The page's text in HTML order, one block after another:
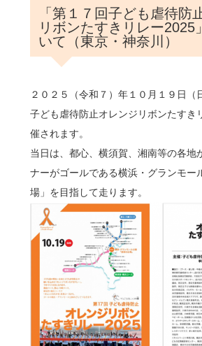
「第１７回子ども虐待防
リボンたすきリレー2025
いて（東京・神奈川）
２０２５（令和７）年１０月１９日（
子ども虐待防止オレンジリボンたすき
催されます。
当日は、都心、横須賀、湘南等の各地
ナーがゴールである横浜・グランモー
場」を目指して走ります。